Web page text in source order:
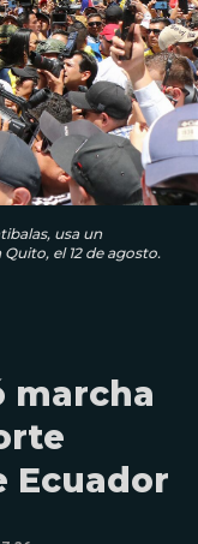
usa un
el 12 de agosto.
marcha
Ecuador